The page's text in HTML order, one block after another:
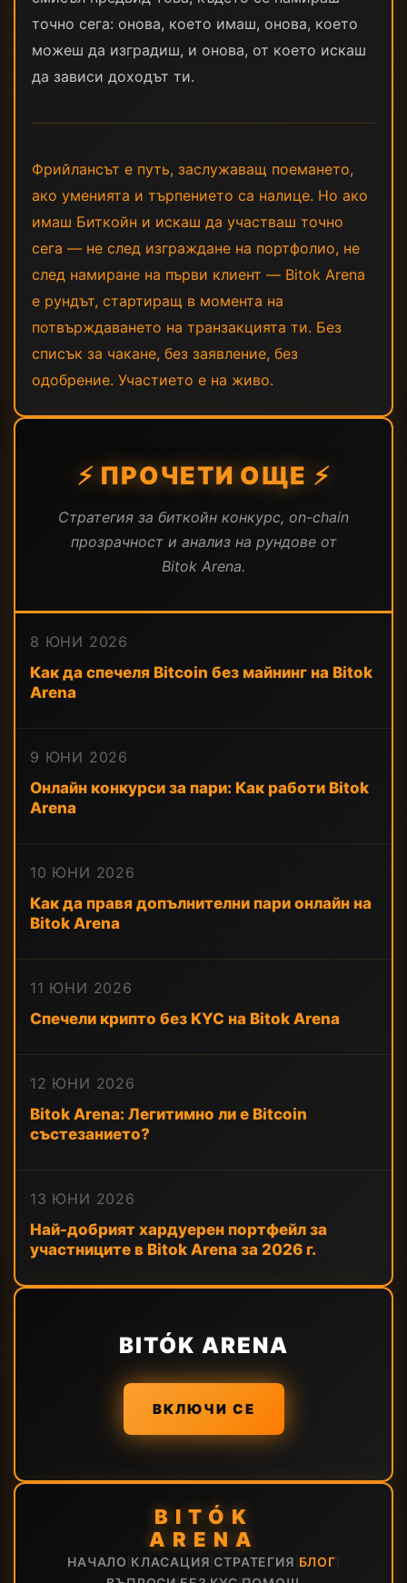
точно сега: онова, което имаш, онова, което
можеш да изградиш, и онова, от което искаш
да зависи доходът ти.
Фрийлансът е путь, заслужаващ поемането,
ако уменията и търпението са налице. Но ако
имаш Биткойн и искаш да участваш точно
сега — не след изграждане на портфолио, не
след намиране на първи клиент — Bitok Arena
е рундът, стартиращ в момента на
потвърждаването на транзакцията ти. Без
списък за чакане, без заявление, без
одобрение. Участието е на живо.
⚡ ПРОЧЕТИ ОЩЕ ⚡
Стратегия за биткойн конкурс, on-chain
прозрачност и анализ на рундове от
Bitok Arena.
8 ЮНИ 2026
Как да спечеля Bitcoin без майнинг на Bitok
Arena
9 ЮНИ 2026
Онлайн конкурси за пари: Как работи Bitok
Arena
10 ЮНИ 2026
Как да правя допълнителни пари онлайн на
Bitok Arena
11 ЮНИ 2026
Спечели крипто без KYC на Bitok Arena
12 ЮНИ 2026
Bitok Arena: Легитимно ли е Bitcoin
състезанието?
13 ЮНИ 2026
Най-добрият хардуерен портфейл за
участниците в Bitok Arena за 2026 г.
BITÓK ARENA
ВКЛЮЧИ СЕ
BITÓK
ARENA
НАЧАЛО КЛАСАЦИЯ |СТРАТЕГИЯ БЛОГ